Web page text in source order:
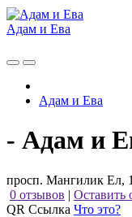
Адам и Ева
Адам и Ева
- Адам и
просп. Мангилик Ел,
0 отзывов | Оставить
QR Ссылка Что это?